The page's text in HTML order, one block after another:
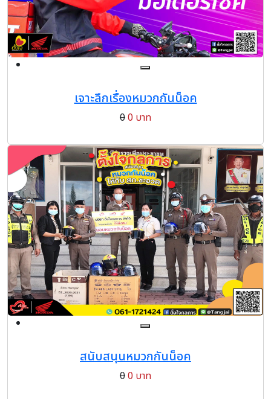
เจาะลึกเรื่องหมวกกันน็อค
00 บาท
สนับสนุนหมวกกันน็อค
00 บาท